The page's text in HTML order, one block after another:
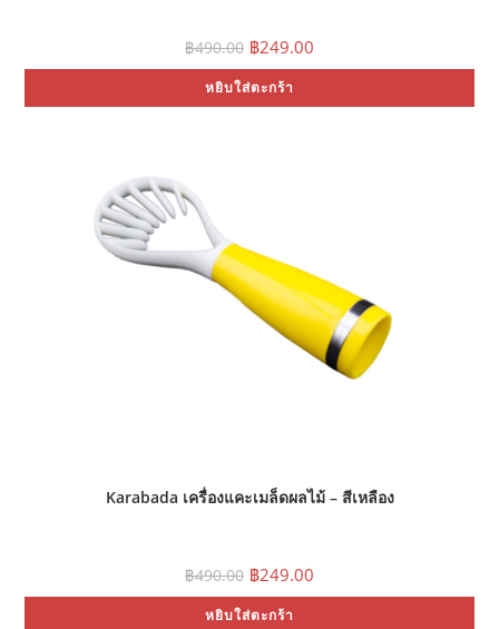
฿490.00 Original
price
was:
฿490.00.
฿249.00
is:
หยิบใส่ตะกร้า
Karabada เครื่องแคะเมล็ดผลไม้ – สีเหลือง
฿490.00 Original
price
was:
฿490.00.
฿249.00
is:
หยิบใส่ตะกร้า